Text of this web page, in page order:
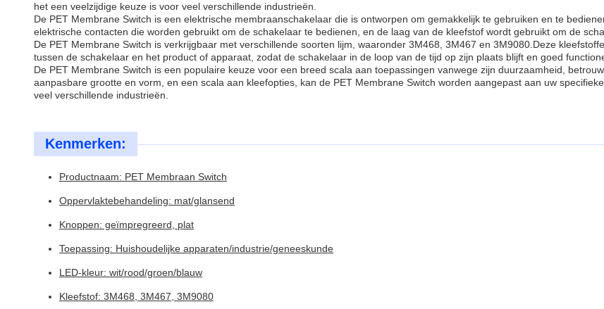
het een veelzijdige keuze is voor veel verschillende industrieën.
De PET Membrane Switch is een elektrische membraanschakelaar die is ontworpen om gemakkelijk te gebruiken en te
elektrische contacten die worden gebruikt om de schakelaar te bedienen, en de laag van de kleefstof wordt gebruikt om de
De PET Membrane Switch is verkrijgbaar met verschillende soorten lijm, waaronder 3M468, 3M467 en 3M9080.Deze
tussen de schakelaar en het product of apparaat, zodat de schakelaar in de loop van de tijd op zijn plaats blijft en goed
De PET Membrane Switch is een populaire keuze voor een breed scala aan toepassingen vanwege zijn duurzaamheid,
aanpasbare grootte en vorm, en een scala aan kleefopties, kan de PET Membrane Switch worden aangepast aan uw
veel verschillende industrieën.
Kenmerken:
Productnaam: PET Membraan Switch
Oppervlaktebehandeling: mat/glansend
Knoppen: geïmpregreerd, plat
Toepassing: Huishoudelijke apparaten/industrie/geneeskunde
LED-kleur: wit/rood/groen/blauw
Kleefstof: 3M468, 3M467, 3M9080